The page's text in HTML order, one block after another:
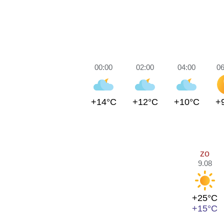
00:00
+14°C
02:00
+12°C
04:00
+10°C
zo
9.08
+25°C
+15°C